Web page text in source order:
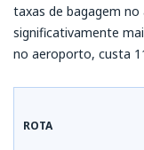
taxas de bagagem
significativamente
no aeroporto, custa
ROTA